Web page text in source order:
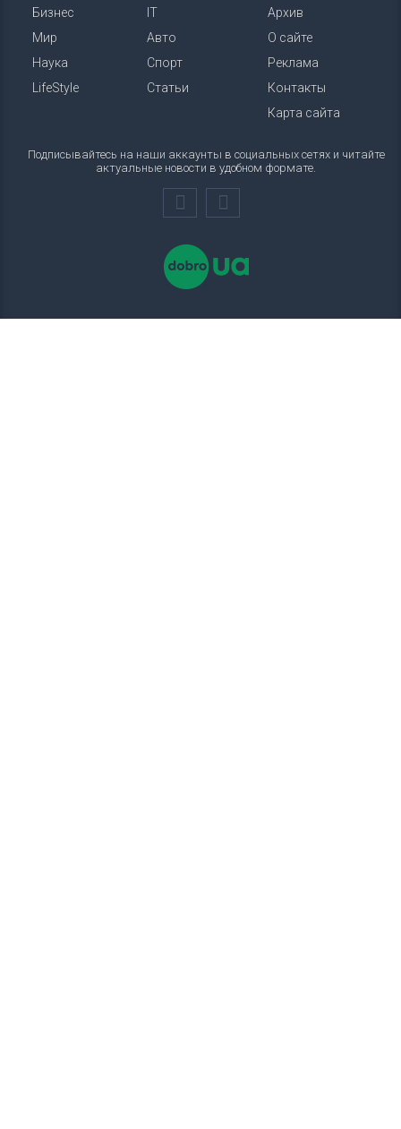
Бизнес
Мир
Наука
LifeStyle
IT
Авто
Спорт
Статьи
Архив
О сайте
Реклама
Контакты
Карта сайта
Подписывайтесь на наши аккаунты в социальных сетях и читайте
актуальные новости в удобном формате.